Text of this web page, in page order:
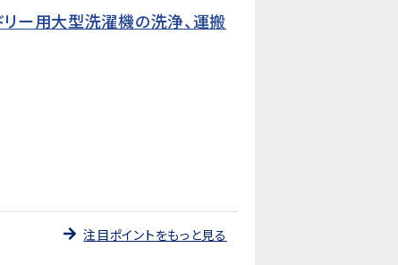
ー用大型洗濯機の洗浄、運搬
注目ポイントをもっと見る